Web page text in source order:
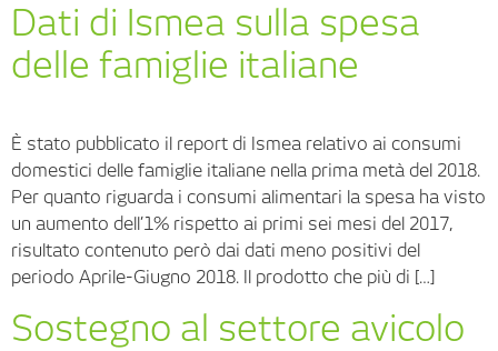
Dati di Ismea sulla spesa
delle famiglie italiane
È stato pubblicato il report di Ismea relativo ai consumi
domestici delle famiglie italiane nella prima metà del 2018.
Per quanto riguarda i consumi alimentari la spesa ha visto
un aumento dell’1% rispetto ai primi sei mesi del 2017,
risultato contenuto però dai dati meno positivi del
periodo Aprile-Giugno 2018. Il prodotto che più di […]
Sostegno al settore avicolo